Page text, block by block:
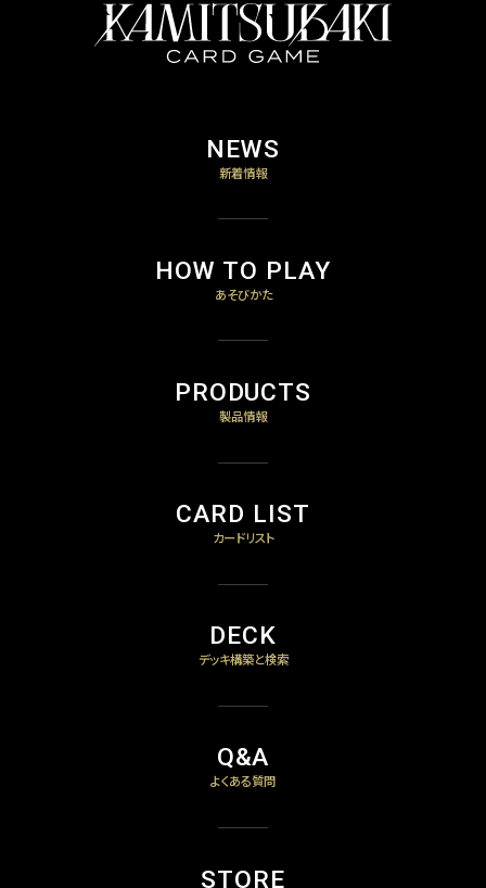
NEWS
新着情報
HOW TO PLAY
あそびかた
PRODUCTS
製品情報
CARD LIST
カードリスト
DECK
デッキ構築と検索
Q&A
よくある質問
STORE